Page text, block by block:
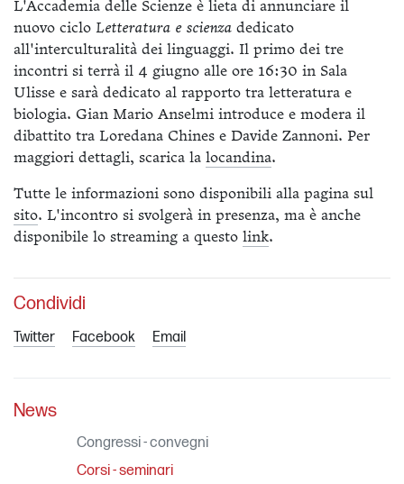
L'Accademia delle Scienze è lieta di annunciare il
nuovo ciclo Letteratura e scienza dedicato
all'interculturalità dei linguaggi. Il primo dei tre
incontri si terrà il 4 giugno alle ore 16:30 in Sala
Ulisse e sarà dedicato al rapporto tra letteratura e
biologia. Gian Mario Anselmi introduce e modera il
dibattito tra Loredana Chines e Davide Zannoni. Per
maggiori dettagli, scarica la locandina.
Tutte le informazioni sono disponibili alla pagina sul
sito. L'incontro si svolgerà in presenza, ma è anche
disponibile lo streaming a questo link.
Condividi
Twitter Facebook Email
News
Congressi - convegni
Corsi - seminari